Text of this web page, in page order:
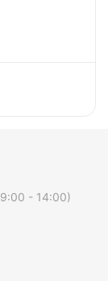
Windows
Windows
- 14:00)